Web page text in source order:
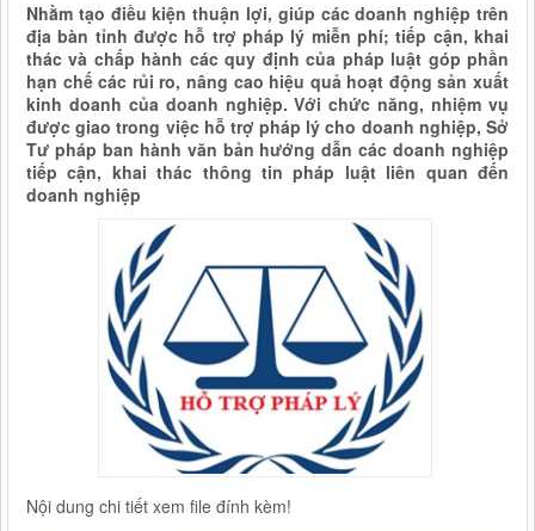
Nhằm tạo điều kiện thuận lợi, giúp các doanh nghiệp trên
địa bàn tỉnh được hỗ trợ pháp lý miễn phí; tiếp cận, khai
thác và chấp hành các quy định của pháp luật góp phần
hạn chế các rủi ro, nâng cao hiệu quả hoạt động sản xuất
kinh doanh của doanh nghiệp. Với chức năng, nhiệm vụ
được giao trong việc hỗ trợ pháp lý cho doanh nghiệp, Sở
Tư pháp ban hành văn bản hướng dẫn các doanh nghiệp
tiếp cận, khai thác thông tin pháp luật liên quan đến
doanh nghiệp
Nội dung chi tiết xem file đính kèm!